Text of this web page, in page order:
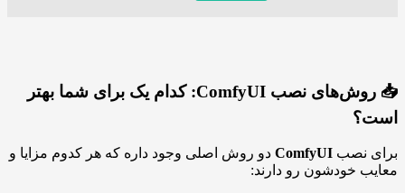
📥 روش‌های نصب ComfyUI: کدام یک برای شما بهتر
است؟
برای نصب ComfyUI دو روش اصلی وجود داره که هر کدوم مزایا و
معایب خودشون رو دارند: